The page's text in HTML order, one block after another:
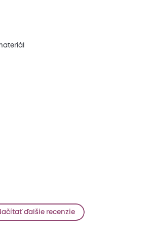
ďalšie recenzie